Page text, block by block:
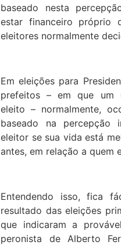
baseado nesta
estar financeiro próprio
eleitores normalmente
Em eleições para
prefeitos – em que um
eleito – normalmente,
baseado na percepção
eleitor se sua vida está
antes, em relação a quem
Entendendo isso, fica
resultado das eleições
que indicaram a
peronista de Alberto